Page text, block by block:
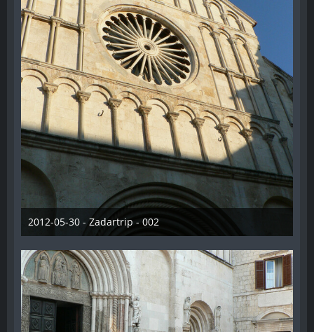
2012-05-30 - Zadartrip - 002
28. Dezember 2012